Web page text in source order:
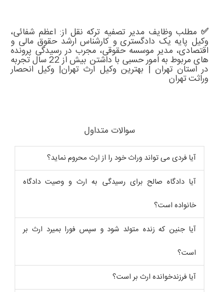
✅ مطلب وظایف مدیر تصفیه ترکه نقل از: اعظم شفائی،
وکیل پایه یک دادگستریو کارشناس ارشد حقوق مالی و
اقتصادی، مدیر موسسه حقوقی، مجرب در رسیدگی پرونده
های مربوط به امور حسبی با داشتن بیش از 22 سال تجربه
در استان تهران |بهترین وکیل ارث تهران| وکیل انحصار
وراثت تهران
سوالات متداول
آیا فردی می تواند وراث خود را از ارث محروم نماید؟
آیا دادگاه صالح برای رسیدگی به ارث و وصیت دادگاه
خانواده است؟
آیا جنین که زنده متولد شود و سپس فورا بمیرد ارث بر
است؟
آیا فرزندخوانده ارث بر است؟